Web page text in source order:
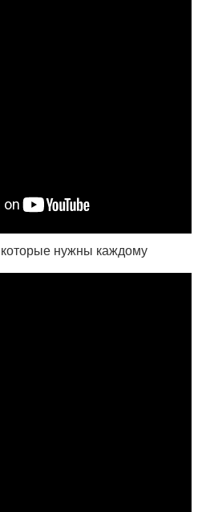
нужны каждому